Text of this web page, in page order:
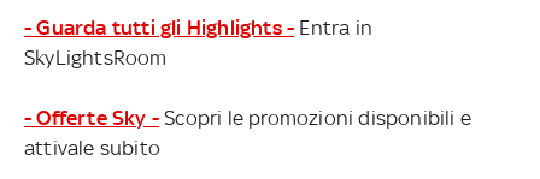
- Guarda tutti gli Highlights - Entra in
SkyLightsRoom
- Offerte Sky - Scopri le promozioni disponibili e
attivale subito